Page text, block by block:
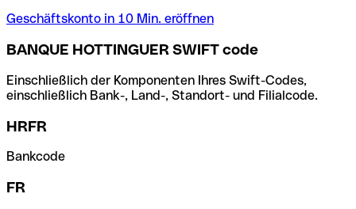
Geschäftskonto in 10 Min. eröffnen
BANQUE HOTTINGUER SWIFT code
Einschließlich der Komponenten Ihres Swift-Codes,
einschließlich Bank-, Land-, Standort- und Filialcode.
HRFR
Bankcode
FR